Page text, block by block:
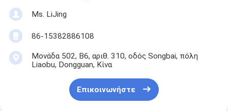
Ms. LiJing
86-15382886108
Μονάδα 502, Β6, αριθ. 310, οδός Songbai, πόλη
Liaobu, Dongguan, Κίνα
Επικοινωνήστε